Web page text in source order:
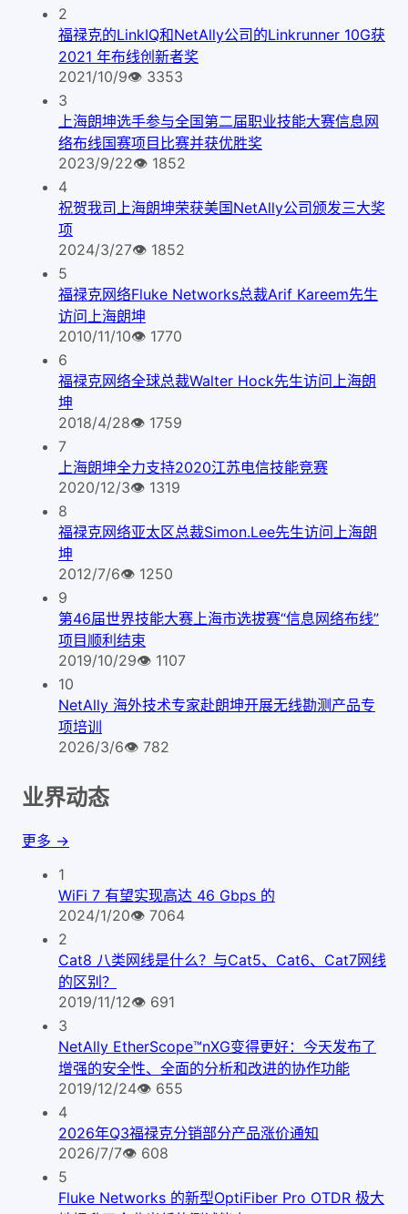
2
福禄克的LinkIQ和NetAlly公司的Linkrunner 10G获
2021 年布线创新者奖
2021/10/9👁 3353
3
上海朗坤选手参与全国第二届职业技能大赛信息网
络布线国赛项目比赛并获优胜奖
2023/9/22👁 1852
4
祝贺我司上海朗坤荣获美国NetAlly公司颁发三大奖
项
2024/3/27👁 1852
5
福禄克网络Fluke Networks总裁Arif Kareem先生
访问上海朗坤
2010/11/10👁 1770
6
福禄克网络全球总裁Walter Hock先生访问上海朗
坤
2018/4/28👁 1759
7
上海朗坤全力支持2020江苏电信技能竞赛
2020/12/3👁 1319
8
福禄克网络亚太区总裁Simon.Lee先生访问上海朗
坤
2012/7/6👁 1250
9
第46届世界技能大赛上海市选拔赛“信息网络布线”
项目顺利结束
2019/10/29👁 1107
10
NetAlly 海外技术专家赴朗坤开展无线勘测产品专
项培训
2026/3/6👁 782
业界动态
更多 →
1
WiFi 7 有望实现高达 46 Gbps 的
2024/1/20👁 7064
2
Cat8 八类网线是什么？与Cat5、Cat6、Cat7网线
的区别？
2019/11/12👁 691
3
NetAlly EtherScope™nXG变得更好：今天发布了
增强的安全性、全面的分析和改进的协作功能
2019/12/24👁 655
4
2026年Q3福禄克分销部分产品涨价通知
2026/7/7👁 608
5
Fluke Networks 的新型OptiFiber Pro OTDR 极大